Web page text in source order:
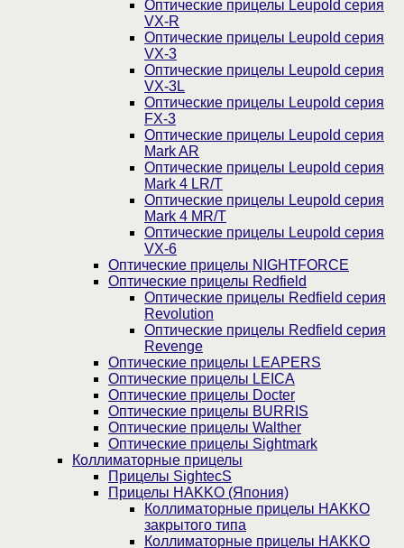
Оптические прицелы Leupold серия
VX-R
Оптические прицелы Leupold серия
VX-3
Оптические прицелы Leupold серия
VX-3L
Оптические прицелы Leupold серия
FX-3
Оптические прицелы Leupold серия
Mark AR
Оптические прицелы Leupold серия
Mark 4 LR/T
Оптические прицелы Leupold серия
Mark 4 MR/T
Оптические прицелы Leupold серия
VX-6
Оптические прицелы NIGHTFORCE
Оптические прицелы Redfield
Оптические прицелы Redfield серия
Revolution
Оптические прицелы Redfield серия
Revenge
Оптические прицелы LEAPERS
Оптические прицелы LEICA
Оптические прицелы Docter
Оптические прицелы BURRIS
Оптические прицелы Walther
Оптические прицелы Sightmark
Коллиматорные прицелы
Прицелы SightecS
Прицелы HAKKO (Япония)
Коллиматорные прицелы HAKKO
закрытого типа
Коллиматорные прицелы HAKKO